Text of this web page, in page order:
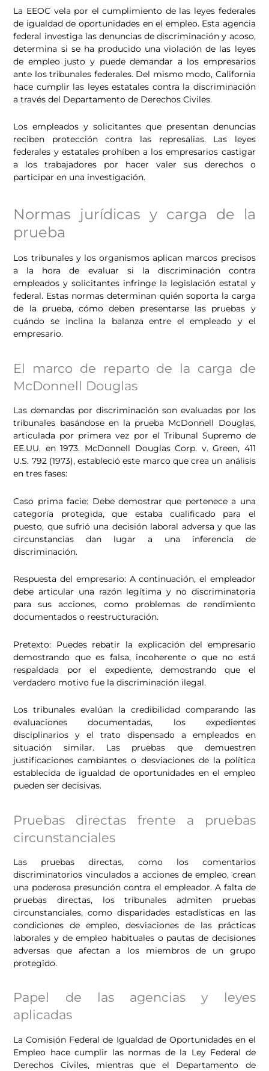
La EEOC vela por el cumplimiento de las leyes federales
de igualdad de oportunidades en el empleo. Esta agencia
federal investiga las denuncias de discriminación y acoso,
determina si se ha producido una violación de las leyes
de empleo justo y puede demandar a los empresarios
ante los tribunales federales. Del mismo modo, California
hace cumplir las leyes estatales contra la discriminación
a través del Departamento de Derechos Civiles.
Los empleados y solicitantes que presentan denuncias
reciben protección contra las represalias. Las leyes
federales y estatales prohíben a los empresarios castigar
a los trabajadores por hacer valer sus derechos o
participar en una investigación.
Normas jurídicas y carga de la
prueba
Los tribunales y los organismos aplican marcos precisos
a la hora de evaluar si la discriminación contra
empleados y solicitantes infringe la legislación estatal y
federal. Estas normas determinan quién soporta la carga
de la prueba, cómo deben presentarse las pruebas y
cuándo se inclina la balanza entre el empleado y el
empresario.
El marco de reparto de la carga de
McDonnell Douglas
Las demandas por discriminación son evaluadas por los
tribunales basándose en la prueba McDonnell Douglas,
articulada por primera vez por el Tribunal Supremo de
EE.UU. en 1973. McDonnell Douglas Corp. v. Green, 411
U.S. 792 (1973), estableció este marco que crea un análisis
en tres fases:
Caso prima facie: Debe demostrar que pertenece a una
categoría protegida, que estaba cualificado para el
puesto, que sufrió una decisión laboral adversa y que las
circunstancias dan lugar a una inferencia de
discriminación.
Respuesta del empresario: A continuación, el empleador
debe articular una razón legítima y no discriminatoria
para sus acciones, como problemas de rendimiento
documentados o reestructuración.
Pretexto: Puedes rebatir la explicación del empresario
demostrando que es falsa, incoherente o que no está
respaldada por el expediente, demostrando que el
verdadero motivo fue la discriminación ilegal.
Los tribunales evalúan la credibilidad comparando las
evaluaciones documentadas, los expedientes
disciplinarios y el trato dispensado a empleados en
situación similar. Las pruebas que demuestren
justificaciones cambiantes o desviaciones de la política
establecida de igualdad de oportunidades en el empleo
pueden ser decisivas.
Pruebas directas frente a pruebas
circunstanciales
Las pruebas directas, como los comentarios
discriminatorios vinculados a acciones de empleo, crean
una poderosa presunción contra el empleador. A falta de
pruebas directas, los tribunales admiten pruebas
circunstanciales, como disparidades estadísticas en las
condiciones de empleo, desviaciones de las prácticas
laborales y de empleo habituales o pautas de decisiones
adversas que afectan a los miembros de un grupo
protegido.
Papel de las agencias y leyes
aplicadas
La Comisión Federal de Igualdad de Oportunidades en el
Empleo hace cumplir las normas de la Ley Federal de
Derechos Civiles, mientras que el Departamento de